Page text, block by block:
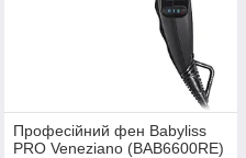
Професійний фен Babyliss
PRO Veneziano (BAB6600RE)